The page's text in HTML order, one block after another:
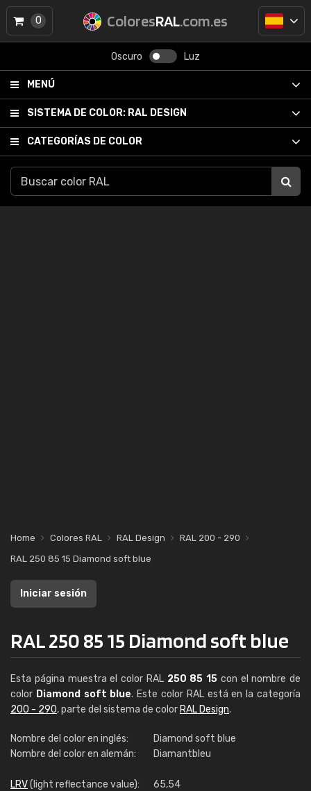
ColoresRAL.com.es
Oscuro Luz
MENÚ
SISTEMA DE COLOR: RAL DESIGN
CATEGORÍAS DE COLOR
0
Home Colores RAL RAL Design
RAL 200 - 290
RAL 250 85 15 Diamond soft blue
Iniciar sesión
RAL 250 85 15 Diamond soft blue
Esta página muestra el color RAL 250 85 15 con el nombre de
color Diamond soft blue. Este color RAL está en la categoría
200 - 290, parte del sistema de color RAL Design.
Nombre del color en inglés:
Diamond soft blue
Nombre del color en alemán:
Diamantbleu
LRV(light reflectance value): 65,54